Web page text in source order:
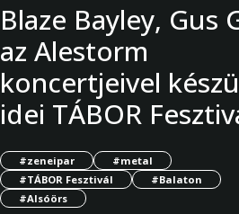
Blaze Bayley, Gus
az Alestorm
koncertjeivel
idei TÁBOR
#zeneipar
#metal
#TÁBOR Fesztivál
#Balaton
#Alsóörs